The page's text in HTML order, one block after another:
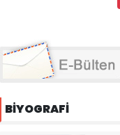
BİYOGRAFİ